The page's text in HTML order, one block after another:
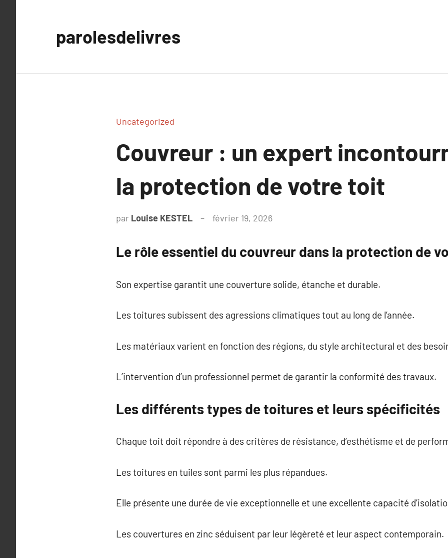
parolesdelivres
Uncategorized
Couvreur : un expert
la protection de votre toit
par Louise KESTEL février 19, 2026
Le rôle essentiel du couvreur dans la protection de
Son expertise garantit une couverture solide, étanche et durable.
Les toitures subissent des agressions climatiques tout au long de l’année.
Les matériaux varient en fonction des régions, du style architectural et des
L’intervention d’un professionnel permet de garantir la conformité des travaux.
Les différents types de toitures et leurs spécificités
Chaque toit doit répondre à des critères de résistance, d’esthétisme et de
Les toitures en tuiles sont parmi les plus répandues.
Elle présente une durée de vie exceptionnelle et une excellente capacité
Les couvertures en zinc séduisent par leur légèreté et leur aspect contemporain.